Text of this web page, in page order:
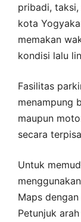
pribadi,
kota
memakan
kondisi lalu
Fasilitas
menampung
maupun
secara
Untuk
Maps dengan
Petunjuk